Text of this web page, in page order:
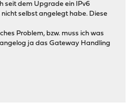
seit dem Upgrade ein IPv6
selbst angelegt habe. Diese
Problem, bzw. muss ich was
ja das Gateway Handling